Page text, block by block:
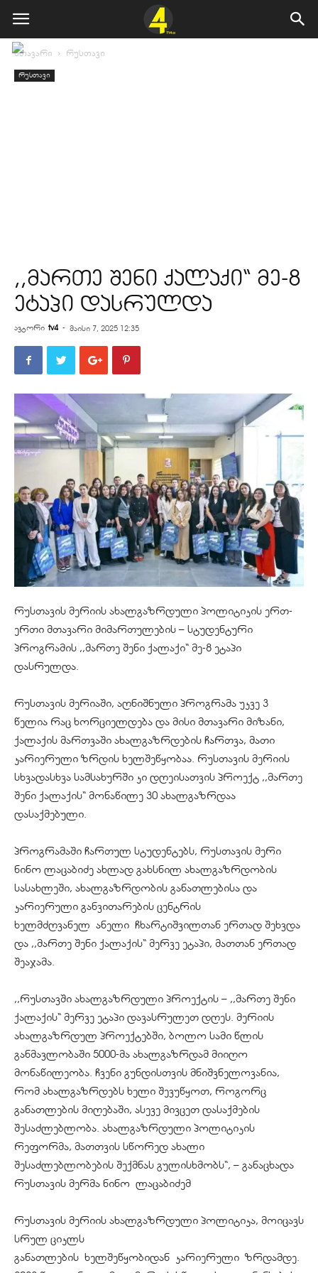
მთავარი რუსთავი
რუსთავი
,,მართე შენი ქალაქი“ მე-8
ეტაპი დასრულდა
ავტორი tv4 - მაისი 7, 2025 12:35
რუსთავის მერიის ახალგაზრდული პოლიტიკის ერთ-
ერთი მთავარი მიმართულების – სტუდენტური
პროგრამის ,,მართე შენი ქალაქი“ მე-8 ეტაპი
დასრულდა.
რუსთავის მერიაში, აღნიშნული პროგრამა უკვე 3
წელია რაც ხორციელდება და მისი მთავარი მიზანი,
ქალაქის მართვაში ახალგაზრდების ჩართვა, მათი
კარიერული ზრდის ხელშეწყობაა. რუსთავის მერიის
სხვადასხვა სამსახურში კი დღეისათვის პროექტ ,,მართე
შენი ქალაქის“ მონაწილე 30 ახალგაზრდაა
დასაქმებული.
პროგრამაში ჩართულ სტუდენტებს, რუსთავის მერი
ნინო ლაცაბიძე ახლად გახსნილ ახალგაზრდობის
სასახლეში, ახალგაზრდობის განათლებისა და
კარიერული განვითარების ცენტრის
ხელმძღვანელ ანელი ჩხარტიშვილთან ერთად შეხვდა
და ,,მართე შენი ქალაქის“ მერვე ეტაპი, მათთან ერთად
შეაჯამა.
,,რუსთავში ახალგაზრდული პროექტის – ,,მართე შენი
ქალაქის“ მერვე ეტაპი დავასრულეთ დღეს. მერიის
ახალგაზრდულ პროექტებში, ბოლო სამი წლის
განმავლობაში 5000-მა ახალგაზრდამ მიიღო
მონაწილეობა. ჩვენი გუნდისთვის მნიშვნელოვანია,
რომ ახალგაზრდებს ხელი შევუწყოთ, როგორც
განათლების მიღებაში, ასევე მივცეთ დასაქმების
შესაძლებლობა. ახალგაზრდული პოლიტიკის
რეფორმა, მათთვის სწორედ ახალი
შესაძლებლობების შექმნას გულისხმობს“, – განაცხადა
რუსთავის მერმა ნინო ლაცაბიძემ
რუსთავის მერიის ახალგაზრდული პოლიტიკა, მოიცავს
სრულ ციკლს
განათლების ხელშეწყობიდან კარიერული ზრდამდე.